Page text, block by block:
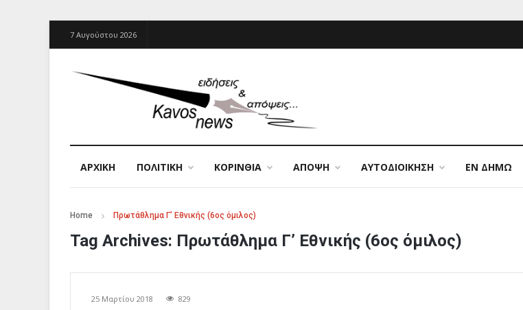
7 Αυγούστου 2026
ΑΡΧΙΚΉ ΠΟΛΙΤΙΚΗ ΚΟΡΙΝΘΙΑ ΑΠΟΨΗ ΑΥΤΟΔΙΟΙΚΗΣΗ ΕΝ ΔΗΜΩ
Home Πρωτάθλημα Γ’ Εθνικής (6ος όμιλος)
Tag Archives: Πρωτάθλημα Γ’ Εθνικής (6ος όμιλος)
25 Μαρτίου 2018 829